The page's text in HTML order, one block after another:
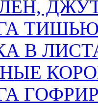
В